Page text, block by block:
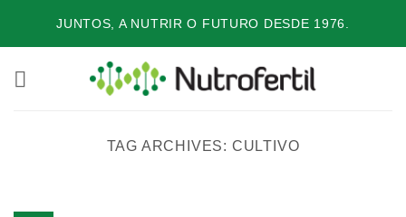
JUNTOS, A NUTRIR O FUTURO DESDE 1976.
TAG ARCHIVES: CULTIVO